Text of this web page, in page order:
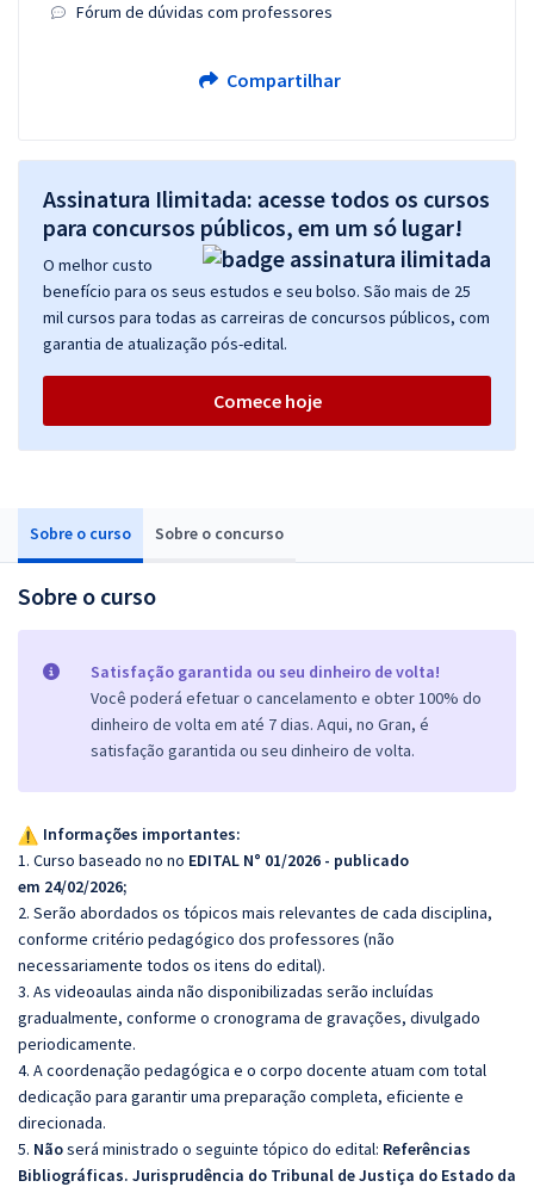
Sobre o curso Sobre o concurso
Sobre o curso
Satisfação garantida ou seu dinheiro de volta!
Você poderá efetuar o cancelamento e obter 100% do
dinheiro de volta em até 7 dias. Aqui, no Gran, é
satisfação garantida ou seu dinheiro de volta.
Informações importantes:
1. Curso baseado no no EDITAL N° 01/2026 - publicado
em 24/02/2026;
2. Serão abordados os tópicos mais relevantes de cada disciplina,
conforme critério pedagógico dos professores (não
necessariamente todos os itens do edital).
3. As videoaulas ainda não disponibilizadas serão incluídas
gradualmente, conforme o cronograma de gravações, divulgado
periodicamente.
4. A coordenação pedagógica e o corpo docente atuam com total
dedicação para garantir uma preparação completa, eficiente e
direcionada.
5. Nãoserá ministrado o seguinte tópico do edital: Referências
Bibliográficas. Jurisprudência do Tribunal de Justiça do Estado da
Fórum de dúvidas com professores
Compartilhar
Assinatura Ilimitada: acesse todos os cursos
para concursos públicos, em um só lugar!
O melhor custo
benefício para os seus estudos e seu bolso. São mais de 25
mil cursos para todas as carreiras de concursos públicos, com
garantia de atualização pós-edital.
Comece hoje